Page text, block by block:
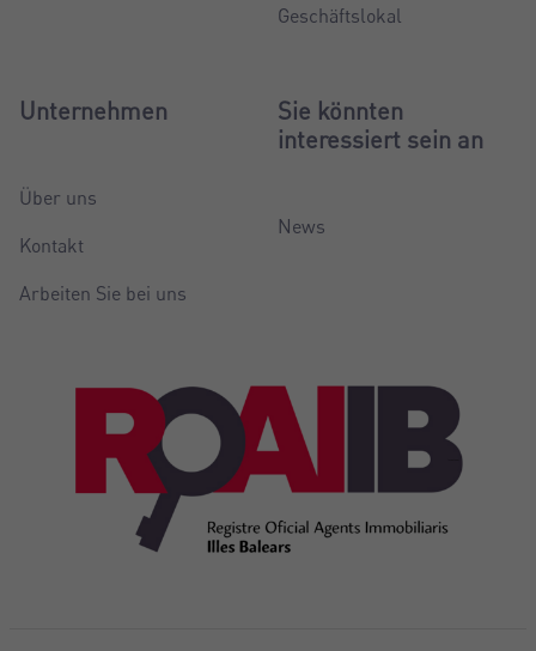
Geschäftslokal
Unternehmen
Über uns
Kontakt
Arbeiten Sie bei uns
Sie könnten
interessiert sein an
News